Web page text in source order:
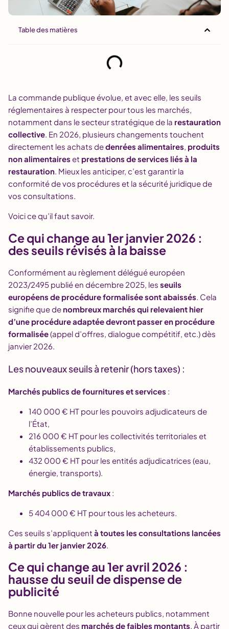
Table des matières
La commande publique évolue, et avec elle, les seuils
réglementaires à respecter pour tous les marchés,
notamment dans le secteur stratégique de la restauration
collective. En 2026, plusieurs changements touchent
directement les achats dedenrées alimentaires, produits
non alimentaires et prestations de services liés à la
restauration. Mieux les anticiper, c’est garantir la
conformité de vos procédures et la sécurité juridique de
vos consultations.
Voici ce qu’il faut savoir.
Ce qui change au 1er janvier 2026 :
des seuils révisés à la baisse
Conformément au règlement délégué européen
2023/2495 publié en décembre 2025, les seuils
européens de procédure formalisée sont abaissés . Cela
signifie que de nombreux marchés qui relevaient hier
d’une procédure adaptée devront passer en procédure
formalisée(appel d’offres, dialogue compétitif, etc.) dès
janvier 2026.
Les nouveaux seuils à retenir (hors taxes) :
Marchés publics de fournitures et services :
140 000 € HT pour les pouvoirs adjudicateurs de
l’État,
216 000 € HT pour les collectivités territoriales et
établissements publics,
432 000 € HT pour les entités adjudicatrices (eau,
énergie, transports).
Marchés publics de travaux :
5 404 000 € HT pour tous les acheteurs.
Ces seuils s’appliquent à toutes les consultations lancées
à partir du 1er janvier 2026
Ce qui change au 1er avril 2026 :
hausse du seuil de dispense de
publicité
Bonne nouvelle pour les acheteurs publics, notamment
ceux qui gèrent des marchés de faibles montants. À partir